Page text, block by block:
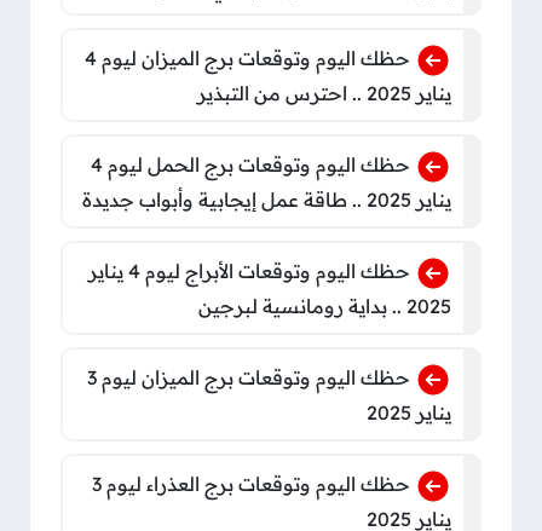
حظك اليوم وتوقعات برج الميزان ليوم 4
يناير 2025 .. احترس من التبذير
حظك اليوم وتوقعات برج الحمل ليوم 4
يناير 2025 .. طاقة عمل إيجابية وأبواب جديدة
حظك اليوم وتوقعات الأبراج ليوم 4 يناير
2025 .. بداية رومانسية لبرجين
حظك اليوم وتوقعات برج الميزان ليوم 3
يناير 2025
حظك اليوم وتوقعات برج العذراء ليوم 3
يناير 2025